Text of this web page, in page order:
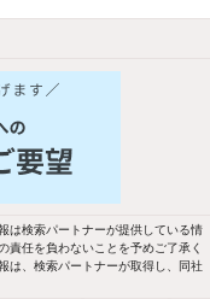
階以上
立洗面台
は検索パートナーが提供している情
責任を負わないことを予めご了承く
は、検索パートナーが取得し、同社